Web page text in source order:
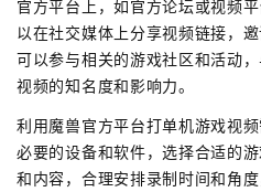
官方平台上，如官方论坛或视频
以在社交媒体上分享视频链接，
可以参与相关的游戏社区和活动
视频的知名度和影响力。
利用魔兽官方平台打单机游戏视
必要的设备和软件，选择合适的
和内容，合理安排录制时间和角